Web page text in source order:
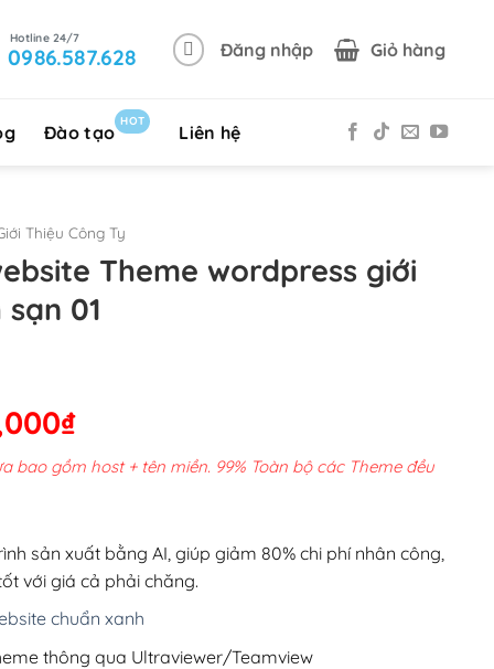
0986.587.628 Đăng nhập Giỏ hàng
Đào tạo
HOT
Liên hệ
Thiệu Công Ty
Theme wordpress giới
01
₫Giá
hiện
tại
200,000₫.
bao gồm host + tên miền. 99% Toàn bộ các Theme đều
sản xuất bằng AI, giúp giảm 80% chi phí nhân công,
với giá cả phải chăng.
chuẩn xanh
thông qua Ultraviewer/Teamview